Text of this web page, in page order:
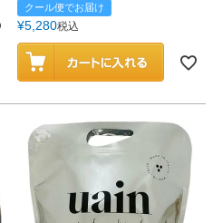
クール便でお届け
¥5,280税込